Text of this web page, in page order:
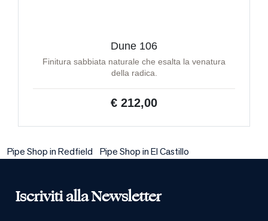
Dune 106
Finitura sabbiata naturale che esalta la venatura
della radica.
€ 212,00
Pipe Shop in Redfield Pipe Shop in El Castillo
Iscriviti alla Newsletter